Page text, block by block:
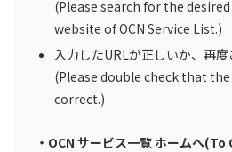
(Please search for the
website of OCN Service List.)
入力したURLが正しいか、再度
(Please double check that
correct.)
・OCN サービス一覧 ホームへ